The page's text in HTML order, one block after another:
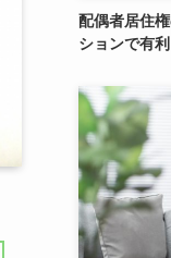
配偶者居住
ションで有